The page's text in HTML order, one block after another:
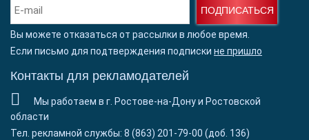
ПОДПИСАТЬСЯ
Вы можете отказаться от рассылки в любое время.
Если письмо для подтверждения подписки не пришло
Контакты для рекламодателей
Мы работаем в г. Ростове-на-Дону и Ростовской
области
Тел. рекламной службы: 8 (863) 201-79-00 (доб. 136)